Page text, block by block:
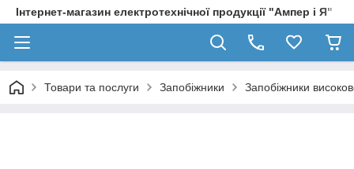
Інтернет-магазин електротехнічної продукції "Ампер і Я"
Товари та послуги Запобіжники Запобіжники